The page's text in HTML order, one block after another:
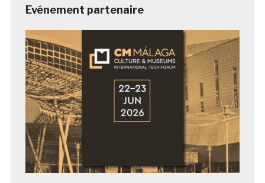
Evénement partenaire